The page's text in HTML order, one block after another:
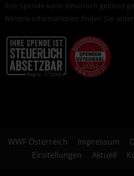
Ihre Spende kann steuerlich geltend
Weitere Informationen finden Sie unter
WWF Österreich Impressum
Einstellungen
Aktuell